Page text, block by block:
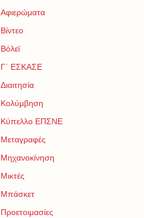
Αφιερώματα
Βίντεο
Βόλεϊ
Γ΄ ΕΣΚΑΣΕ
Διαιτησία
Κολύμβηση
Κύπελλο ΕΠΣΝΕ
Μεταγραφές
Μηχανοκίνηση
Μικτές
Μπάσκετ
Προετοιμασίες